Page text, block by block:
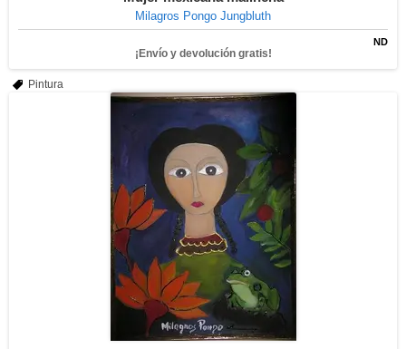
Milagros Pongo Jungbluth
ND
¡Envío y devolución gratis!
Pintura